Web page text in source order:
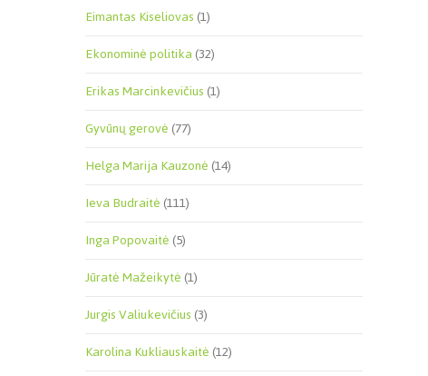
Eimantas Kiseliovas(1)
Ekonominė politika(32)
Erikas Marcinkevičius(1)
Gyvūnų gerovė(77)
Helga Marija Kauzonė(14)
Ieva Budraitė(111)
Inga Popovaitė(5)
Jūratė Mažeikytė(1)
Jurgis Valiukevičius(3)
Karolina Kukliauskaitė(12)